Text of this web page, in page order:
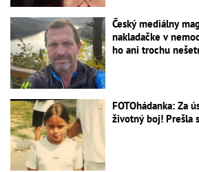
Český mediálny
nakladačke v
ho ani trochu
FOTOhádanka: Za
životný boj! Prešla